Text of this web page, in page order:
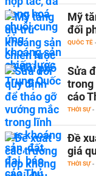
Mỹ
đối
QUỐC TẾ -
Sửa
trong
cáo
THỜI SỰ -
Đề
giá
THỜI SỰ -